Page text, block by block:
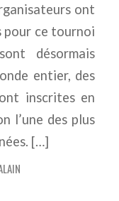
ont
pour ce tournoi
désormais
entier, des
inscrites en
l’une des plus
[…]